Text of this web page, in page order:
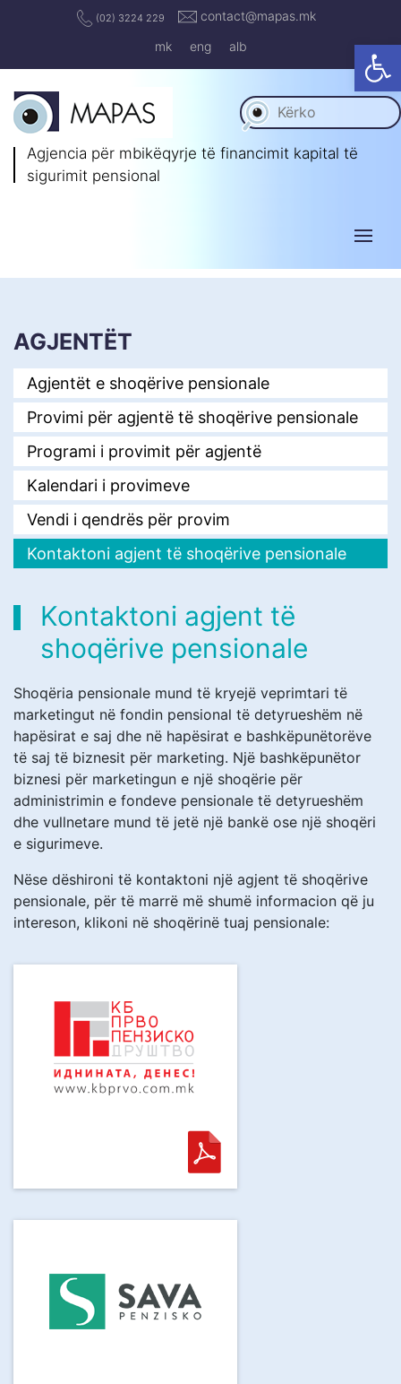
(02) 3224 229
contact@mapas.mk
mk
eng alb
Agjencia për mbikëqyrje të financimit kapital të
sigurimit pensional
AGJENTËT
Agjentët e shoqërive pensionale
Provimi për agjentë të shoqërive pensionale
Programi i provimit për agjentë
Kalendari i provimeve
Vendi i qendrës për provim
Kontaktoni agjent të shoqërive pensionale
Kontaktoni agjent të
shoqërive pensionale
Shoqëria pensionale mund të kryejë veprimtari të
marketingut në fondin pensional të detyrueshëm në
hapësirat e saj dhe në hapësirat e bashkëpunëtorëve
të saj të biznesit për marketing. Një bashkëpunëtor
biznesi për marketingun e një shoqërie për
administrimin e fondeve pensionale të detyrueshëm
dhe vullnetare mund të jetë një bankë ose një shoqëri
e sigurimeve.
Nëse dëshironi të kontaktoni një agjent të shoqërive
pensionale, për të marrë më shumë informacion që ju
intereson, klikoni në shoqërinë tuaj pensionale: